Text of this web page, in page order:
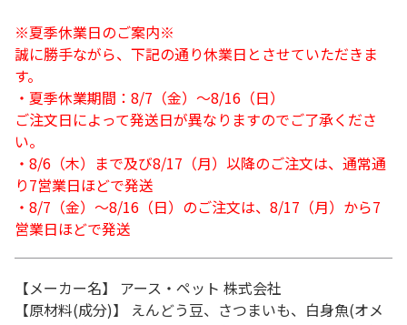
※夏季休業日のご案内※
誠に勝手ながら、下記の通り休業日とさせていただきま
す。
・夏季休業期間：8/7（金）～8/16（日）
ご注文日によって発送日が異なりますのでご了承くださ
い。
・8/6（木）まで及び8/17（月）以降のご注文は、通常通
り7営業日ほどで発送
・8/7（金）～8/16（日）のご注文は、8/17（月）から7
営業日ほどで発送
【メーカー名】 アース・ペット 株式会社
【原材料(成分)】 えんどう豆、さつまいも、白身魚(オメ